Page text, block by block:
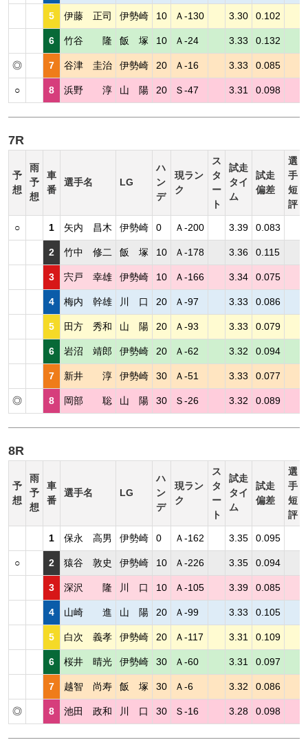
5 伊藤 正司 伊勢崎 10 Ａ-130 3.30 0.102
6 竹谷 隆 飯 塚 10 Ａ-24 3.33 0.132
◎ 7 谷津 圭治 伊勢崎 20 Ａ-16 3.33 0.085
○ 8 浜野 淳 山 陽 20 Ｓ-47 3.31 0.098
7R
予
想
雨
予
想
車
番
選手名 LG
ハ
ン
デ
現ラン
ク
ス
タ
ー
ト
試走
タイ
ム
試走
偏差
選
手
短
評
○ 1 矢内 昌木 伊勢崎 0 Ａ-200 3.39 0.083
2 竹中 修二 飯 塚 10 Ａ-178 3.36 0.115
3 宍戸 幸雄 伊勢崎 10 Ａ-166 3.34 0.075
4 梅内 幹雄 川 口 20 Ａ-97 3.33 0.086
5 田方 秀和 山 陽 20 Ａ-93 3.33 0.079
6 岩沼 靖郎 伊勢崎 20 Ａ-62 3.32 0.094
7 新井 淳 伊勢崎 30 Ａ-51 3.33 0.077
◎ 8 岡部 聡 山 陽 30 Ｓ-26 3.32 0.089
8R
予
想
雨
予
想
車
番
選手名 LG
ハ
ン
デ
現ラン
ク
ス
タ
ー
ト
試走
タイ
ム
試走
偏差
選
手
短
評
1 保永 高男 伊勢崎 0 Ａ-162 3.35 0.095
○ 2 猿谷 敦史 伊勢崎 10 Ａ-226 3.35 0.094
3 深沢 隆 川 口 10 Ａ-105 3.39 0.085
4 山崎 進 山 陽 20 Ａ-99 3.33 0.105
5 白次 義孝 伊勢崎 20 Ａ-117 3.31 0.109
6 桜井 晴光 伊勢崎 30 Ａ-60 3.31 0.097
7 越智 尚寿 飯 塚 30 Ａ-6 3.32 0.086
◎ 8 池田 政和 川 口 30 Ｓ-16 3.28 0.098